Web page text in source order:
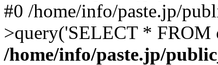
#0 /home/info/paste.jp/
>query('SELECT *
/home/info/paste.jp/